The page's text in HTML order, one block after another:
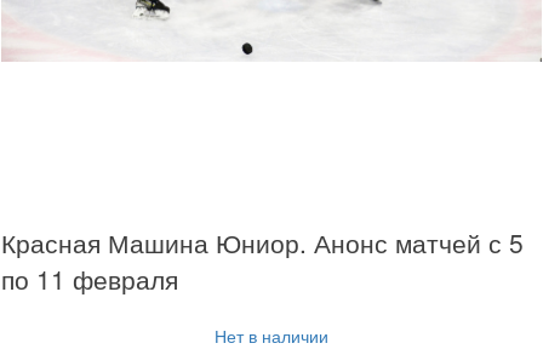
Красная Машина Юниор. Анонс матчей с 5
по 11 февраля
Нет в наличии